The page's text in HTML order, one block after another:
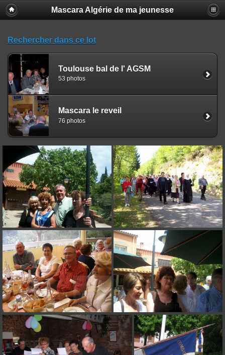
Mascara Algérie de ma jeunesse
Rechercher dans ce lot
Toulouse bal de l' AGSM
53 photos
Mascara le reveil
76 photos